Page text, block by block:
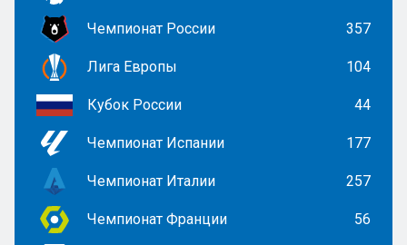
Чемпионат России 357
Лига Европы 104
Кубок России 44
Чемпионат Испании 177
Чемпионат Италии 257
Чемпионат Франции 56